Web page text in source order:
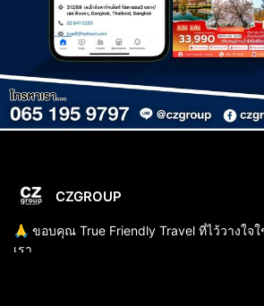
CZGROUP
🙏 ขอบคุณ True Friendly Travel ที่ไว้วางใจ
เรา
โดยเพจนี้ เป็นเพจที่ให้บริการโปรแกรมทัวร์ต่า